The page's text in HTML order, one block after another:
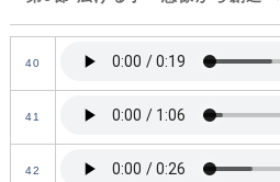
40
41
42